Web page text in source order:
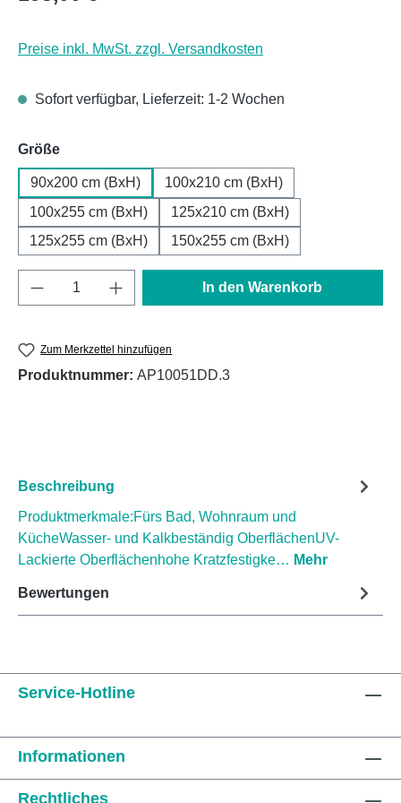
Preise inkl. MwSt. zzgl. Versandkosten
Sofort verfügbar, Lieferzeit: 1-2 Wochen
Größeauswählen
90x200 cm (BxH)
100x210 cm (BxH)
100x255 cm (BxH)
125x210 cm (BxH)
125x255 cm (BxH)
150x255 cm (BxH)
Produkt Anzahl: Gib den gewünschten
In den Warenkorb
Zum Merkzettel hinzufügen
Produktnummer: AP10051DD.3
Beschreibung
Produktmerkmale:Fürs Bad, Wohnraum und
KücheWasser- und Kalkbeständig OberflächenUV-
Lackierte Oberflächenhohe Kratzfestigke… Mehr
Bewertungen
Service-Hotline
Informationen
Rechtliches